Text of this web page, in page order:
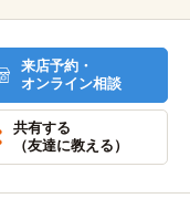
(約3.9km)
原付
15分
15分
原付
(約2.6km)
10分
自転車
(約2.0km)
8分
来店予約・
オンライン相談
共有する
（友達に教える）